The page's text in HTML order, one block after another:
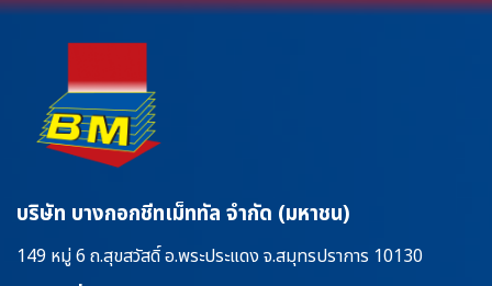
บริษัท บางกอกชีทเม็ททัล จำกัด (มหาชน)
149 หมู่ 6 ถ.สุขสวัสดิ์ อ.พระประแดง จ.สมุทรปราการ 10130